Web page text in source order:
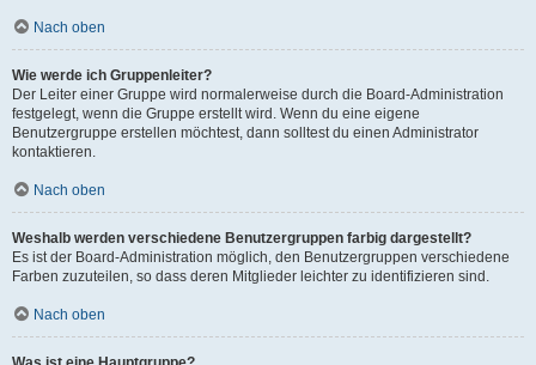
Nach oben
Wie werde ich Gruppenleiter?
Der Leiter einer Gruppe wird normalerweise durch die Board-Administration
festgelegt, wenn die Gruppe erstellt wird. Wenn du eine eigene
Benutzergruppe erstellen möchtest, dann solltest du einen Administrator
kontaktieren.
Nach oben
Weshalb werden verschiedene Benutzergruppen farbig dargestellt?
Es ist der Board-Administration möglich, den Benutzergruppen verschiedene
Farben zuzuteilen, so dass deren Mitglieder leichter zu identifizieren sind.
Nach oben